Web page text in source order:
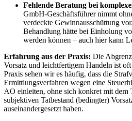
Fehlende Beratung bei
GmbH-Geschäftsführer nimmt
verdeckte Gewinnausschüttung
Behandlung hätte bei Einholung
werden können – auch hier kann
Erfahrung aus der Praxis: Die
Vorsatz und leichtfertigem Handeln ist
Praxis sehen wir es häufig, dass die
Ermittlungsverfahren wegen eine
AO einleiten, ohne sich konkret mit dem
subjektiven Tatbestand (bedingter)
auseinandergesetzt haben.